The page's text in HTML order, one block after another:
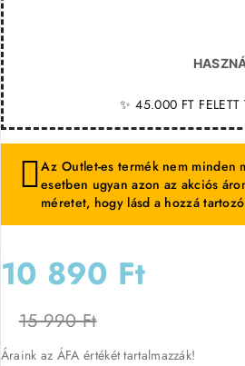
✨ 45.000 FT FELETT
10 890 Ft
15 990 Ft
Áraink az ÁFA értékét tartalmazzák!
Az Outlet-es termék nem minden
esetben ugyan azon az akciós
méretet, hogy lásd a hozzá